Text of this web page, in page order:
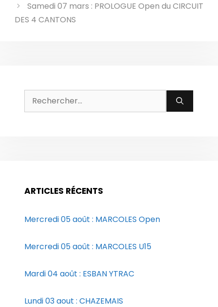
Samedi 07 mars : PROLOGUE Open du CIRCUIT
DES 4 CANTONS
Rechercher :
ARTICLES RÉCENTS
Mercredi 05 août : MARCOLES Open
Mercredi 05 août : MARCOLES U15
Mardi 04 août : ESBAN YTRAC
Lundi 03 aout : CHAZEMAIS